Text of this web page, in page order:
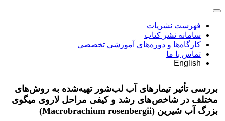
فهرست نشریات
سامانه نشر کتاب
کارگاه‌ها و دوره‌های آموزشی تخصصی
تماس با ما
English
بررسی تأثیر تیمارهای آب لب‌شور تهیه‌شده به روش‌های
مختلف در شاخص‌های رشد و کیفی مراحل لاروی میگوی
بزرگ آب شیرین (Macrobrachium rosenbergii)